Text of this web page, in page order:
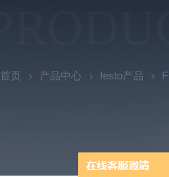
首页 产品中心 festo产品